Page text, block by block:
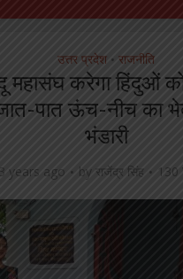
उत्तर प्रदेश • राजनीति
महासंघ करेगा हिंदुओं
पात ऊंच-नीच का
भंडारी
3 years ago by राजेंद्र सिंह